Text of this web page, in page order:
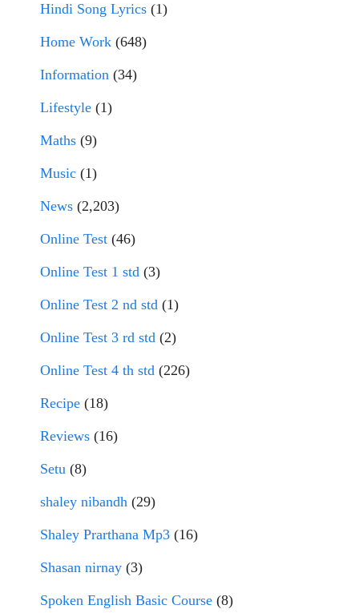
Hindi Song Lyrics (1)
Home Work (648)
Information (34)
Lifestyle (1)
Maths (9)
Music (1)
News (2,203)
Online Test (46)
Online Test 1 std (3)
Online Test 2 nd std (1)
Online Test 3 rd std (2)
Online Test 4 th std (226)
Recipe (18)
Reviews (16)
Setu (8)
shaley nibandh (29)
Shaley Prarthana Mp3 (16)
Shasan nirnay (3)
Spoken English Basic Course (8)